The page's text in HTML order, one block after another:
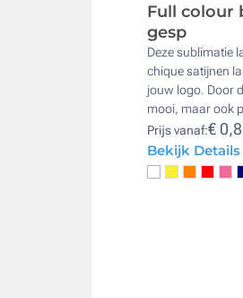
Full colour
gesp
Deze sublimatie
chique satijnen
jouw logo. Door
mooi, maar ook
Prijs vanaf:€
Bekijk Details